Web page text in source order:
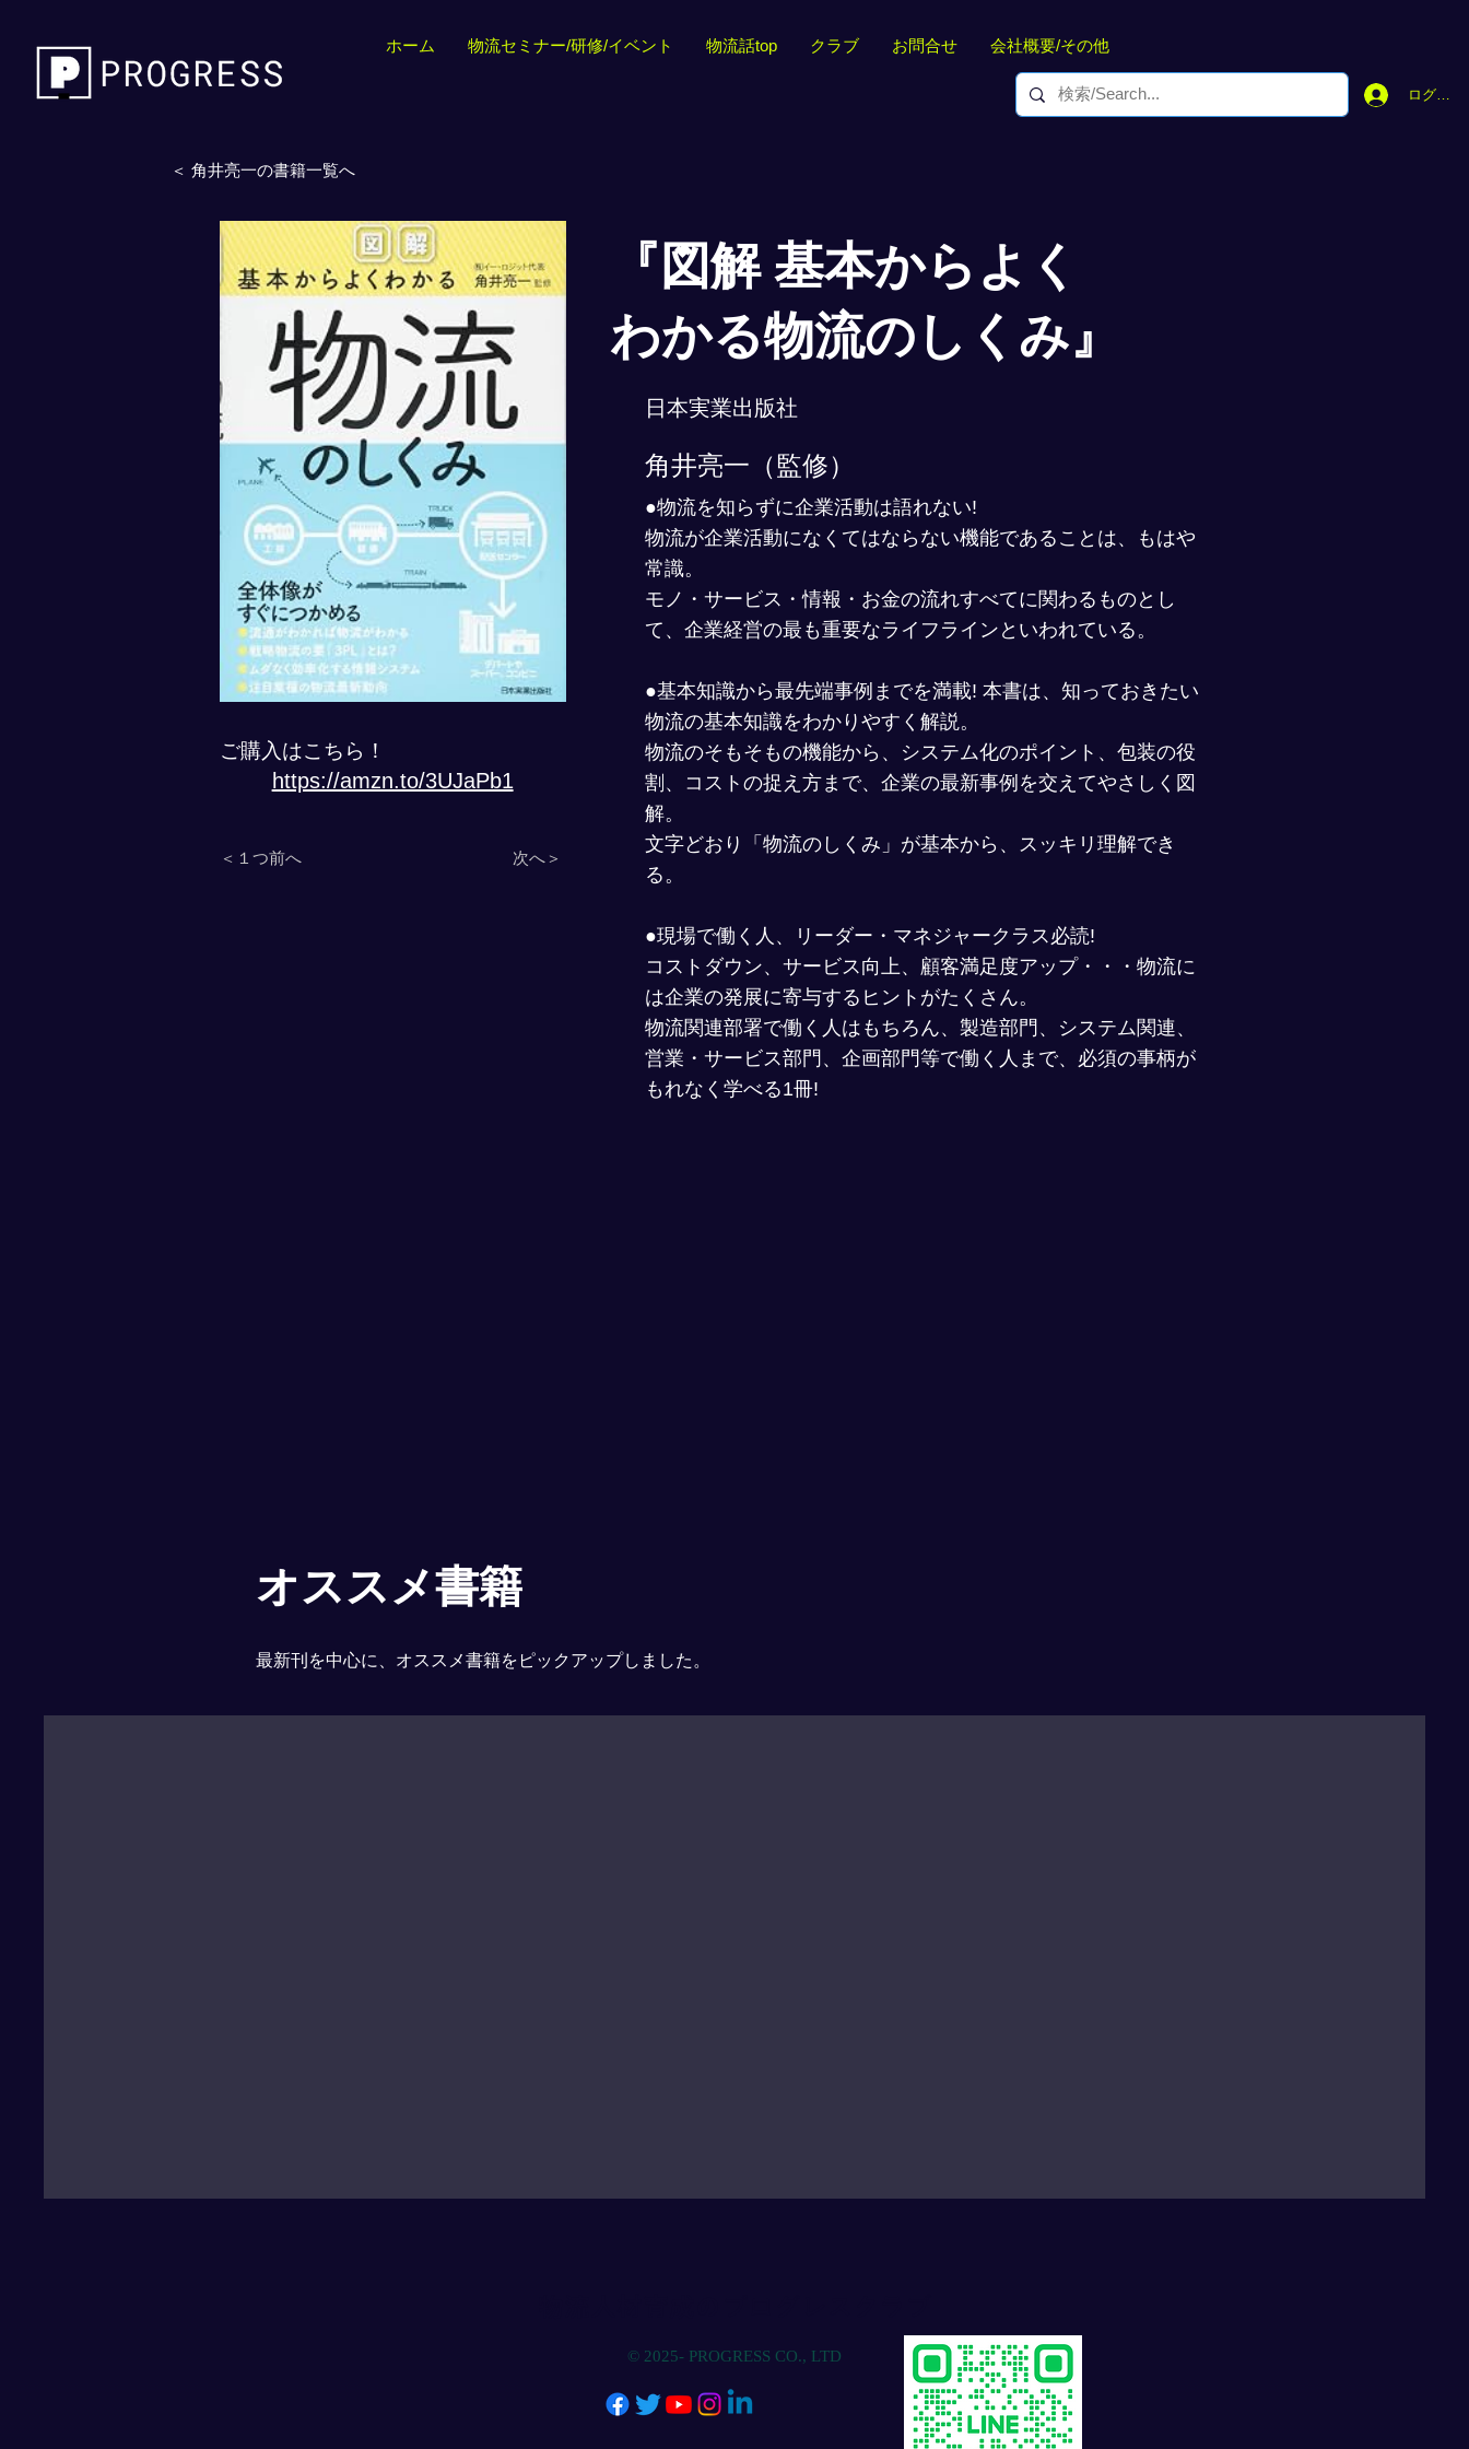
ホーム 物流セミナー/研修/イベント 物流話top クラブ お問合せ 会社概要/その他
ログイン
＜ 角井亮一の書籍一覧へ
https://amzn.to/3UJaPb1
ご購入はこちら！
＜１つ前へ 次へ＞
『図解 基本からよく
わかる物流のしくみ』
日本実業出版社
角井亮一（監修）
●物流を知らずに企業活動は語れない!
物流が企業活動になくてはならない機能であることは、もはや
常識。
モノ・サービス・情報・お金の流れすべてに関わるものとし
て、企業経営の最も重要なライフラインといわれている。
●基本知識から最先端事例までを満載! 本書は、知っておきたい
物流の基本知識をわかりやすく解説。
物流のそもそもの機能から、システム化のポイント、包装の役
割、コストの捉え方まで、企業の最新事例を交えてやさしく図
解。
文字どおり「物流のしくみ」が基本から、スッキリ理解でき
る。
●現場で働く人、リーダー・マネジャークラス必読!
コストダウン、サービス向上、顧客満足度アップ・・・物流に
は企業の発展に寄与するヒントがたくさん。
物流関連部署で働く人はもちろん、製造部門、システム関連、
営業・サービス部門、企画部門等で働く人まで、必須の事柄が
もれなく学べる1冊!
オススメ書籍
最新刊を中心に、オススメ書籍をピックアップしました。
© 2025- PROGRESS CO., LTD